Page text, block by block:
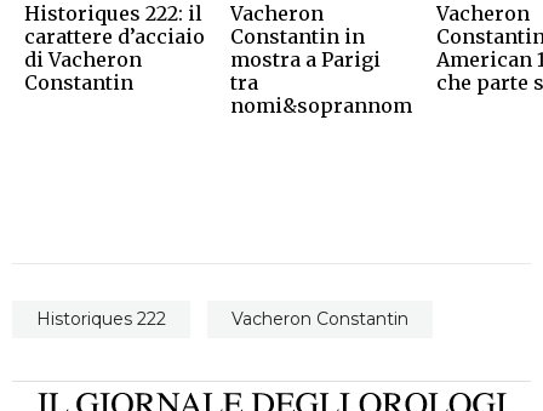
Historiques 222: il
carattere d’acciaio
di Vacheron
Constantin
Vacheron
Constantin in
mostra a Parigi
tra
nomi&soprannomi
Vacheron
American
che parte
Historiques 222 Vacheron Constantin